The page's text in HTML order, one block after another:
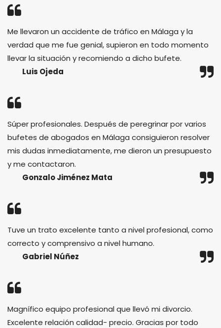
Me llevaron un accidente de tráfico en Málaga y la
verdad que me fue genial, supieron en todo momento
llevar la situación y recomiendo a dicho bufete.
Luis Ojeda
Súper profesionales. Después de peregrinar por varios
bufetes de abogados en Málaga consiguieron resolver
mis dudas inmediatamente, me dieron un presupuesto
y me contactaron.
Gonzalo Jiménez Mata
Tuve un trato excelente tanto a nivel profesional, como
correcto y comprensivo a nivel humano.
Gabriel Núñez
Magnífico equipo profesional que llevó mi divorcio.
Excelente relación calidad- precio. Gracias por todo